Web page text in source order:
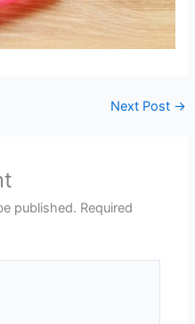
Next Post →
published. Required